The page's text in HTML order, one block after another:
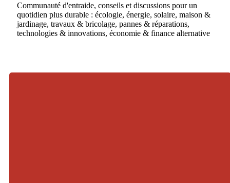
Communauté d'entraide, conseils et discussions pour un
quotidien plus durable : écologie, énergie, solaire, maison &
jardinage, travaux & bricolage, pannes & réparations,
technologies & innovations, économie & finance alternative